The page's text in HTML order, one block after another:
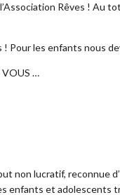
Rêves ! Au
! Pour les enfants nous
VOUS …
non lucratif, reconnue
enfants et adolescents